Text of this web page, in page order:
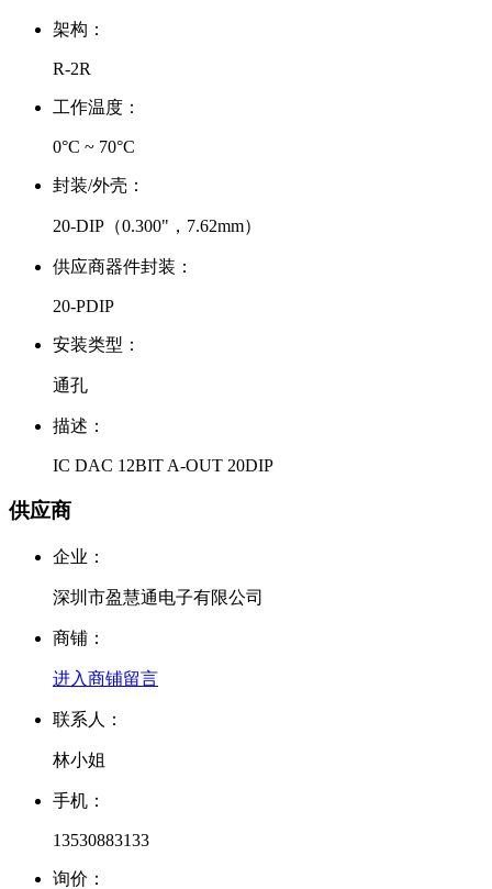
架构：
R-2R
工作温度：
0°C ~ 70°C
封装/外壳：
20-DIP（0.300"，7.62mm）
供应商器件封装：
20-PDIP
安装类型：
通孔
描述：
IC DAC 12BIT A-OUT 20DIP
供应商
企业：
深圳市盈慧通电子有限公司
商铺：
进入商铺留言
联系人：
林小姐
手机：
13530883133
询价：